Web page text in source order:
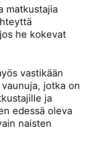
matkustajia
he kokevat
vastikään
jotka on
ja
edessä oleva
naisten